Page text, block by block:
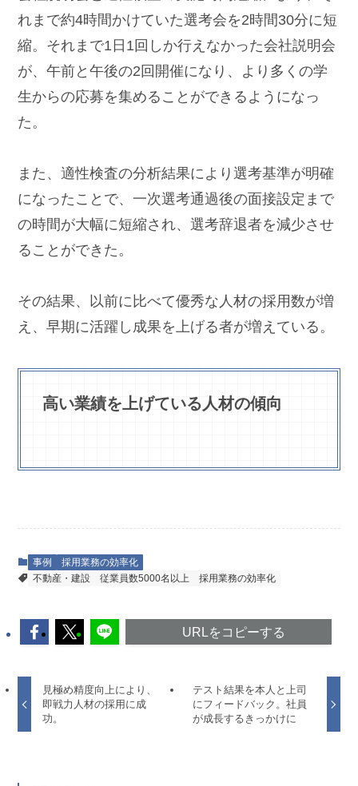
れまで約4時間かけていた選考会を2時間30分に短
縮。それまで1日1回しか行えなかった会社説明会
が、午前と午後の2回開催になり、より多くの学
生からの応募を集めることができるようになっ
た。
また、適性検査の分析結果により選考基準が明確
になったことで、一次選考通過後の面接設定まで
の時間が大幅に短縮され、選考辞退者を減少させ
ることができた。
その結果、以前に比べて優秀な人材の採用数が増
え、早期に活躍し成果を上げる者が増えている。
高い業績を上げている人材の傾向
事例
採用業務の効率化
不動産・建設
従業員数5000名以上 採用業務の効率化
URLをコピーする
見極め精度向上により、
即戦力人材の採用に成
功。
テスト結果を本人と上司
にフィードバック。社員
が成長するきっかけに